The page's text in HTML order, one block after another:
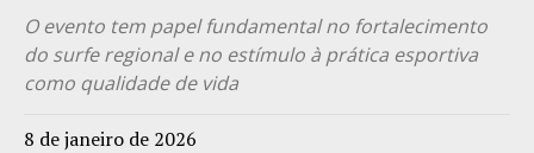
O evento tem papel fundamental no fortalecimento
do surfe regional e no estímulo à prática esportiva
como qualidade de vida
8 de janeiro de 2026